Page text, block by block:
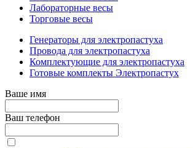
Лабораторные весы
Торговые весы
Генераторы для электропастуха
Провода для электропастуха
Комплектующие для электропастуха
Готовые комплекты Электропастух
Ваше имя
Ваш телефон